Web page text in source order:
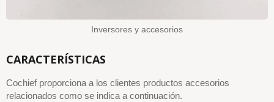
Inversores y accesorios
CARACTERÍSTICAS
Cochief proporciona a los clientes productos accesorios
relacionados como se indica a continuación.